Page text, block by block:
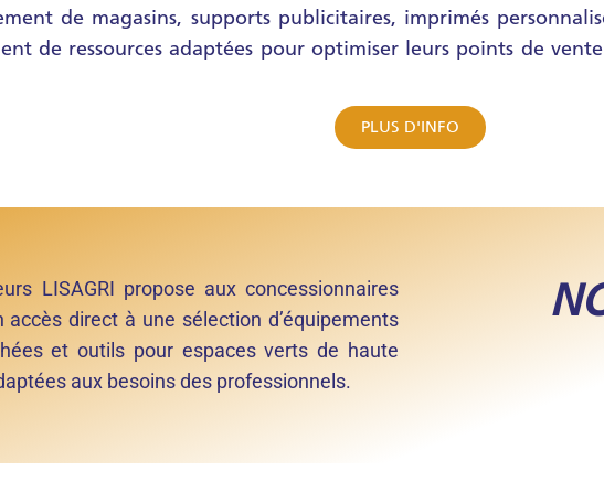
de magasins, supports publicitaires, imprimés
de ressources adaptées pour optimiser leurs points de
PLUS D'INFO
LISAGRI propose aux concessionnaires
direct à une sélection d’équipements
et outils pour espaces verts de haute
aux besoins des professionnels.